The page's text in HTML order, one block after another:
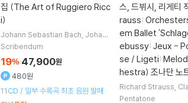
집 (The Art of Ruggiero Ricc
i)
Johann Sebastian Bach Johann
es Brahms Ludwig van Beetho
3명
Scribendum
19% 47,900원
480원
11CD / 일부 수록곡 최초 음원 발매
스, 드뷔시, 리게티
rauss:
em Ballet
ebussy: Jeux -
se / Ligeti:
hestra) 조나단 노
Richard Strauss
sy Gyorgy Ligeti
Pentatone